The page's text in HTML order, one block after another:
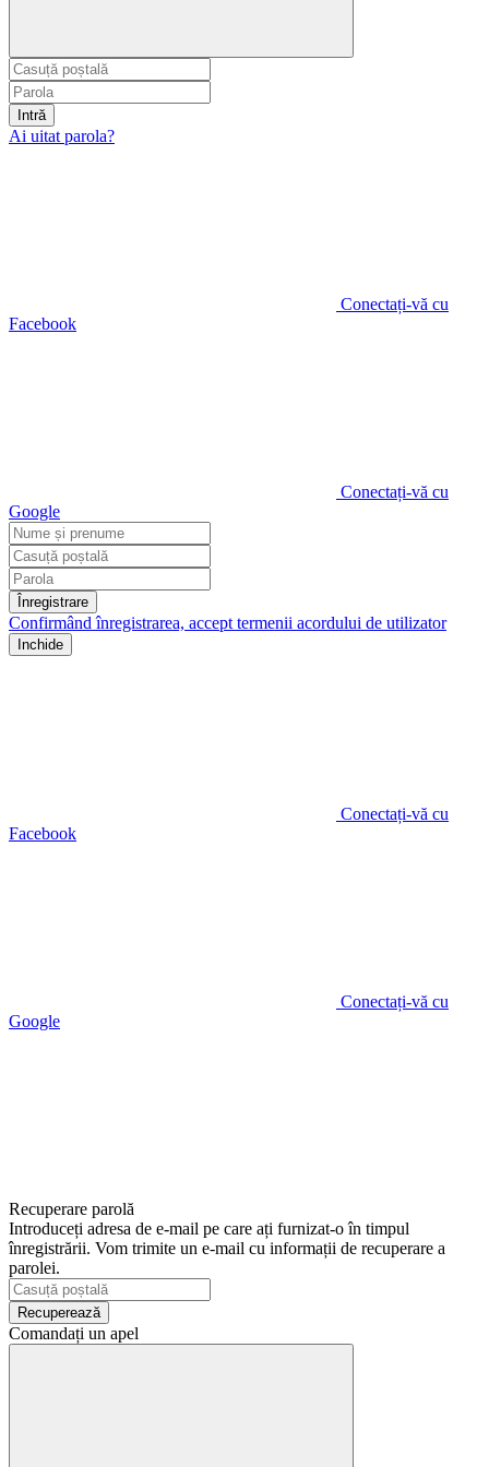
Intră
Ai uitat parola?
Conectați-vă cu
Facebook
Conectați-vă cu
Google
Înregistrare
Confirmând înregistrarea, accept termenii acordului de utilizator
Inchide
Conectați-vă cu
Facebook
Conectați-vă cu
Google
Recuperare parolă
Introduceți adresa de e-mail pe care ați furnizat-o în timpul
înregistrării. Vom trimite un e-mail cu informații de recuperare a
parolei.
Recuperează
Comandați un apel